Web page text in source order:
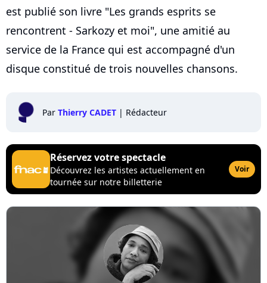
est publié son livre "Les grands esprits se
rencontrent - Sarkozy et moi", une amitié au
service de la France qui est accompagné d'un
disque constitué de trois nouvelles chansons.
Par Thierry CADET | Rédacteur
Réservez votre spectacle
Découvrez les artistes actuellement en
tournée sur notre billetterie
Voir